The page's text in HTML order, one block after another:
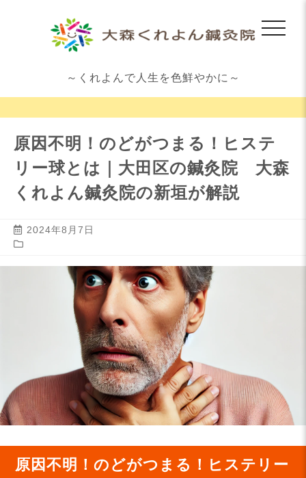
～くれよんで人生を色鮮やかに～
原因不明！のどがつまる！ヒステ
リー球とは｜大田区の鍼灸院 大森
くれよん鍼灸院の新垣が解説
2024年8月7日
原因不明！のどがつまる！ヒステリー